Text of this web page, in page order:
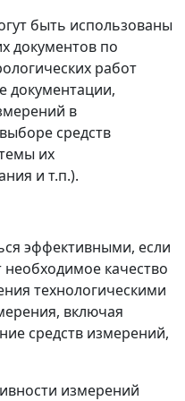
быть использованы
документов по
работ
документации,
в
средств
их
и т.п.).
эффективными, если
качество
технологическими
включая
средств измерений,
измерений